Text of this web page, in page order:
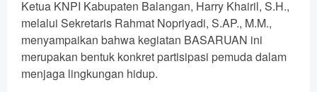
Ketua KNPI Kabupaten Balangan, Harry Khairil, S.H.,
melalui Sekretaris Rahmat Nopriyadi, S.AP., M.M.,
menyampaikan bahwa kegiatan BASARUAN ini
merupakan bentuk konkret partisipasi pemuda dalam
menjaga lingkungan hidup.